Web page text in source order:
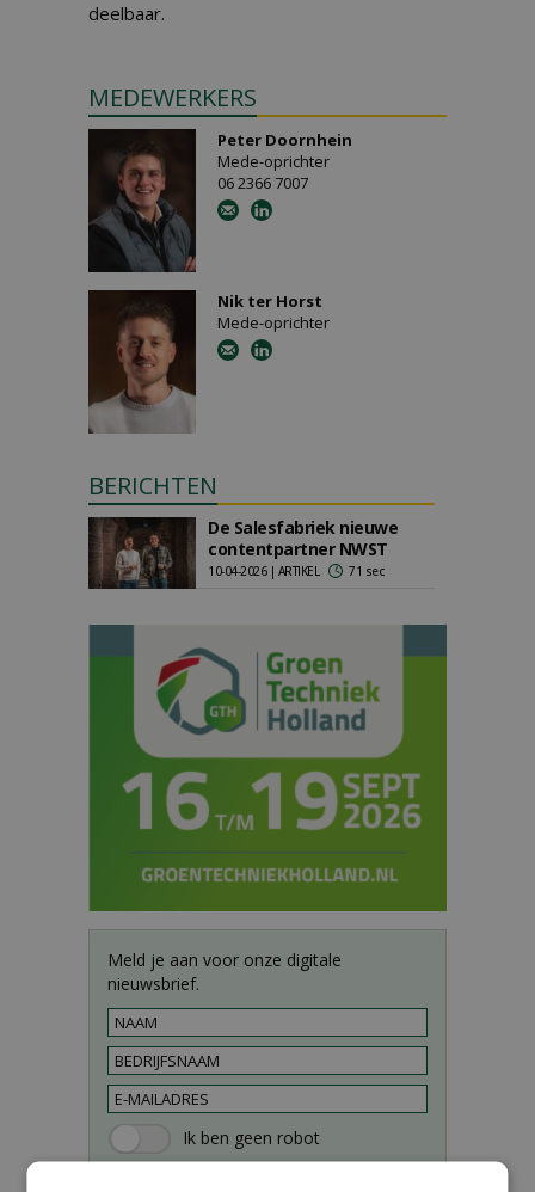
deelbaar.
MEDEWERKERS
Peter Doornhein
Mede-oprichter
06 2366 7007
Nik ter Horst
Mede-oprichter
BERICHTEN
De Salesfabriek nieuwe
contentpartner NWST
10-04-2026 | ARTIKEL 71 sec
Meld je aan voor onze digitale
nieuwsbrief.